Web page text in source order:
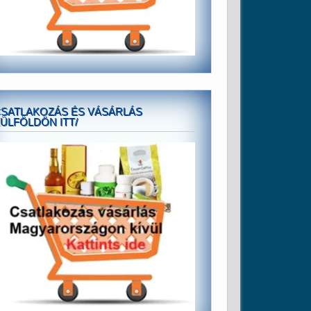
ÉS VÁSÁRLÁS
ITT/